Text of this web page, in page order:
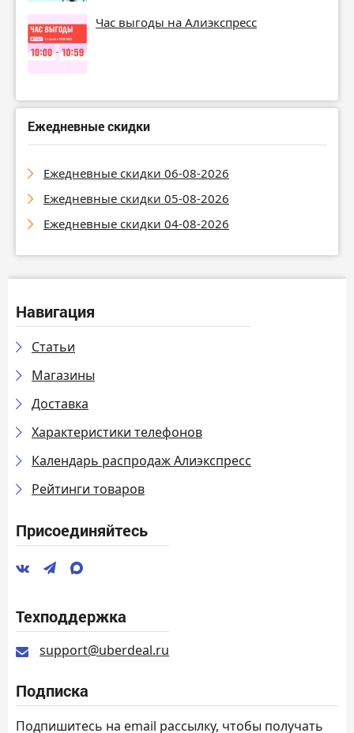
Час выгоды на Алиэкспресс
Ежедневные скидки
Ежедневные скидки 06-08-2026
Ежедневные скидки 05-08-2026
Ежедневные скидки 04-08-2026
Навигация
Статьи
Магазины
Доставка
Характеристики телефонов
Календарь распродаж Алиэкспресс
Рейтинги товаров
Присоединяйтесь
Техподдержка
support@uberdeal.ru
Подписка
Подпишитесь на email рассылку, чтобы получать